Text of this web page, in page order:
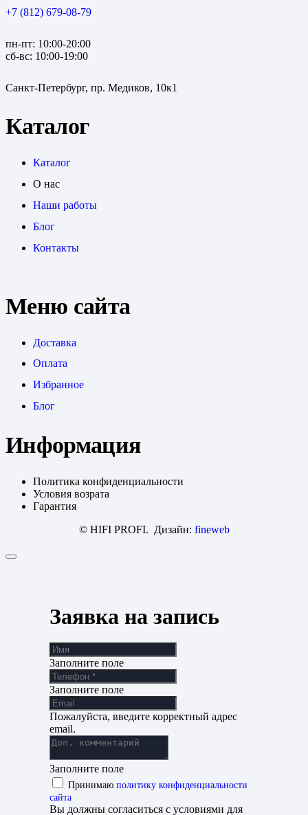
+7 (812) 679-08-79
пн-пт: 10:00-20:00
сб-вс: 10:00-19:00
Санкт-Петербург, пр. Медиков, 10к1
Каталог
Каталог
О нас
Наши работы
Блог
Контакты
Меню сайта
Доставка
Оплата
Избранное
Блог
Информация
Политика конфиденциальности
Условия возрата
Гарантия
© HIFI PROFI. Дизайн: fineweb
Заявка на запись
Заполните поле
Заполните поле
Пожалуйста, введите корректный адрес
email.
Заполните поле
Принимаю политику конфиденциальности
сайта
Вы должны согласиться с условиями для